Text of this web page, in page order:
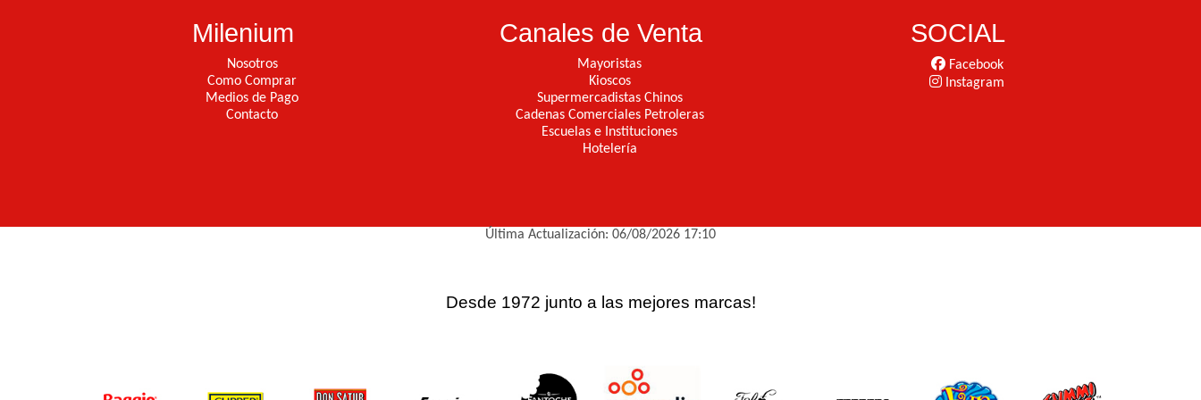
Milenium
Nosotros
Como Comprar
Medios de Pago
Contacto
Canales de Venta
Mayoristas
Kioscos
Supermercadistas Chinos
Cadenas Comerciales Petroleras
Escuelas e Instituciones
Hotelería
SOCIAL
Facebook
Instagram
Última Actualización: 06/08/2026 17:10
Desde 1972 junto a las mejores marcas!